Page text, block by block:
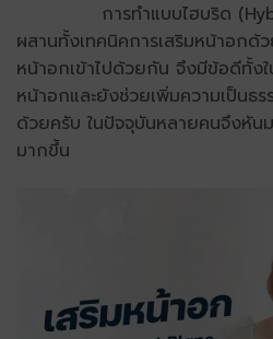
การทำแบบไฮบริด
ผสานทั้งเทคนิคการเสริมหน้าอกด้
หน้าอกเข้าไปด้วยกัน จึงมีข้อดีทั้ง
หน้าอกและยังช่วยเพิ่มความเป็นธ
ด้วยครับ ในปัจจุบันหลายคนจึงหัน
มากขึ้น